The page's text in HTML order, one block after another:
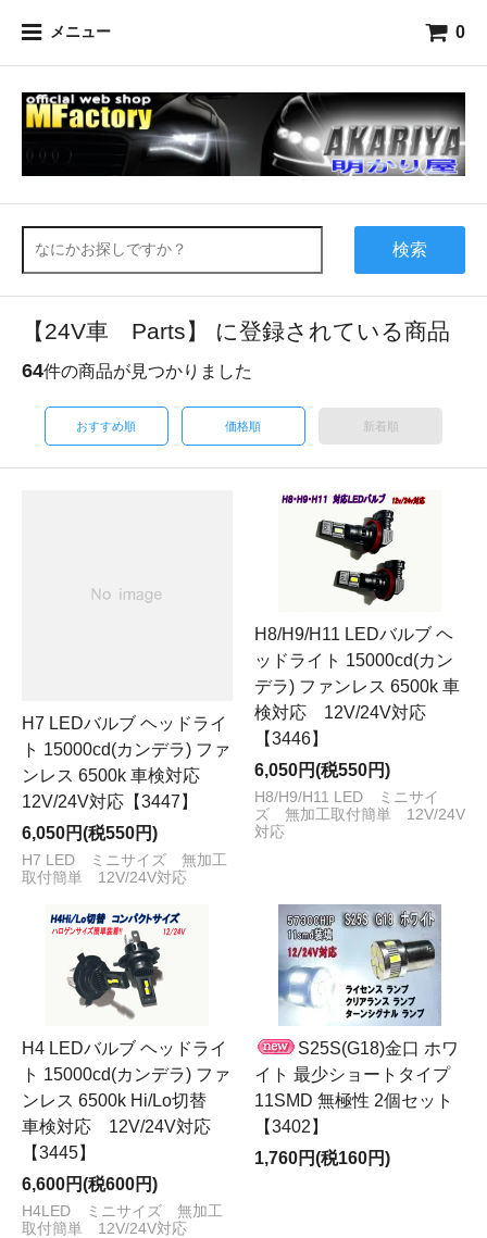
メニュー 0
検索
【24V車 Parts】 に登録されている商品
64件の商品が見つかりました
おすすめ順 価格順 新着順
H7 LEDバルブ ヘッドライ
ト 15000cd(カンデラ) ファ
ンレス 6500k 車検対応
12V/24V対応【3447】
6,050円(税550円)
H7 LED ミニサイズ 無加工
取付簡単 12V/24V対応
H8/H9/H11 LEDバルブ ヘ
ッドライト 15000cd(カン
デラ) ファンレス 6500k 車
検対応 12V/24V対応
【3446】
6,050円(税550円)
H8/H9/H11 LED ミニサイ
ズ 無加工取付簡単 12V/24V
対応
H4 LEDバルブ ヘッドライ
ト 15000cd(カンデラ) ファ
ンレス 6500k Hi/Lo切替
車検対応 12V/24V対応
【3445】
6,600円(税600円)
H4LED ミニサイズ 無加工
取付簡単 12V/24V対応
S25S(G18)金口 ホワ
イト 最少ショートタイプ
11SMD 無極性 2個セット
【3402】
1,760円(税160円)